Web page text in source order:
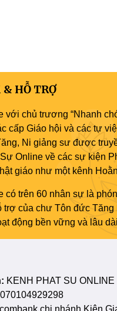
HỖ TRỢ
với chủ trương “Nhanh
cấp Giáo hội và các tự
Ni giảng sư được
Online về các sự kiện
giáo như một kênh
có trên 60 nhân sự là
trợ của chư Tôn đức
động bền vững và lâu
KENH PHAT SU ONLINE
070104929298